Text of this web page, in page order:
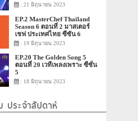
: 21 มิถุนายน 2023
EP.2 MasterChef Thailand
Season 6 ตอนที่ 2 มาสเตอร์
เชฟ ประเทศไทย ซีซัน 6
: 19 มิถุนายน 2023
EP.20 The Golden Song 5
ตอนที่ 20 เวทีเพลงเพราะ ซีซั่น
5
: 18 มิถุนายน 2023
ระจำสัปดาห์